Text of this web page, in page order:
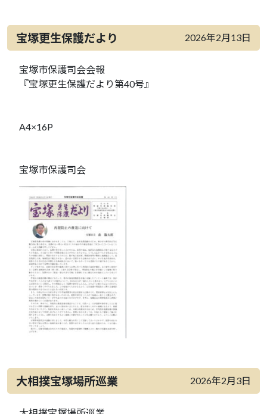
宝塚更生保護だより 2026年2月13日
宝塚市保護司会会報
『宝塚更生保護だより第40号』
A4×16P
宝塚市保護司会
大相撲宝塚場所巡業 2026年2月3日